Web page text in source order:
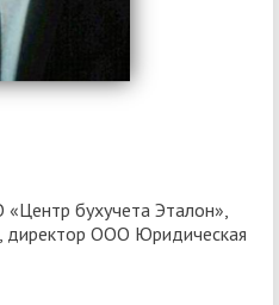
бухучета Эталон»,
директор ООО Юридическая